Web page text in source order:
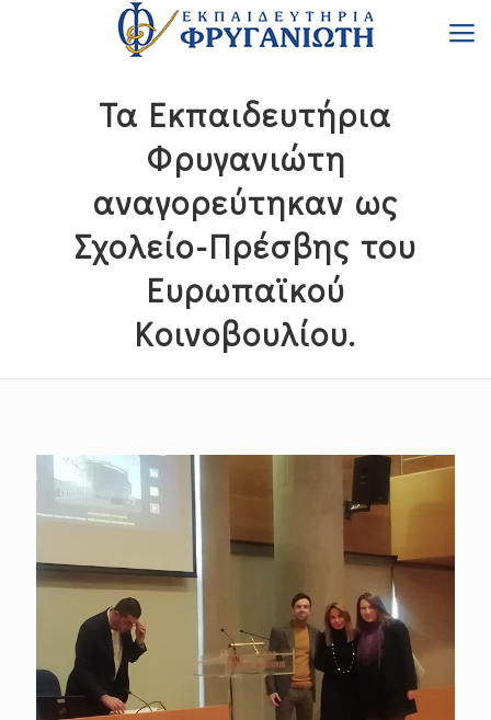
Τα Εκπαιδευτήρια
Φρυγανιώτη
αναγορεύτηκαν ως
Σχολείο-Πρέσβης του
Ευρωπαϊκού
Κοινοβουλίου.